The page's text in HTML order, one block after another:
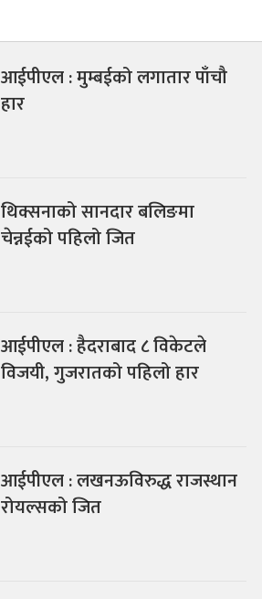
आईपीएल : मुम्बईको लगातार पाँचौ
हार
थिक्सनाको सानदार बलिङमा
चेन्नईको पहिलो जित
आईपीएल : हैदराबाद ८ विकेटले
विजयी, गुजरातको पहिलो हार
आईपीएल : लखनऊविरुद्ध राजस्थान
रोयल्सको जित